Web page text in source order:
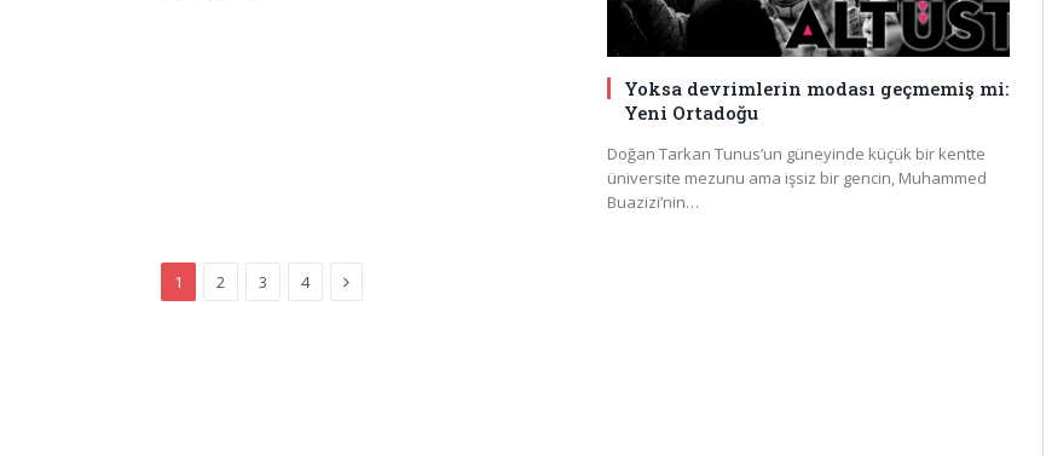
Yoksa devrimlerin modası geçmemiş mi:
Yeni Ortadoğu
Doğan Tarkan Tunus’un güneyinde küçük bir kentte
üniversite mezunu ama işsiz bir gencin, Muhammed
Buazizi’nin…
1 2 3 4 Next